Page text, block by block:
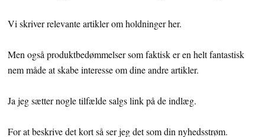
Vi skriver relevante artikler om holdninger her.
Men også produktbedømmelser som faktisk er en helt fantastisk
nem måde at skabe interesse om dine andre artikler.
Ja jeg sætter nogle tilfælde salgs link på de indlæg.
For at beskrive det kort så ser jeg det som din nyhedsstrøm.